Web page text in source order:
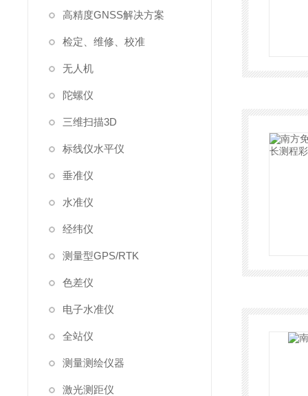
高精度GNSS解决方案
检定、维修、校准
无人机
陀螺仪
三维扫描3D
标线仪水平仪
垂准仪
水准仪
经纬仪
测量型GPS/RTK
色差仪
电子水准仪
全站仪
测量测绘仪器
激光测距仪